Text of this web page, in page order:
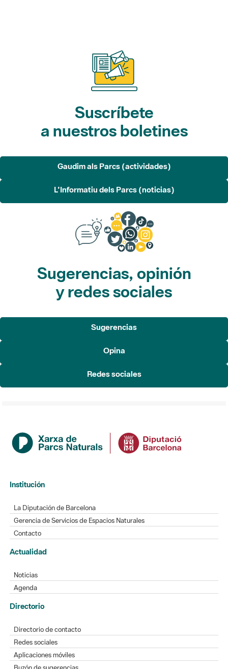
Suscríbete
a nuestros boletines
Gaudim als Parcs (actividades)
L'Informatiu dels Parcs (noticias)
Sugerencias, opinión
y redes sociales
Sugerencias
Opina
Redes sociales
Institución
La Diputación de Barcelona
Gerencia de Servicios de Espacios Naturales
Contacto
Actualidad
Noticias
Agenda
Directorio
Directorio de contacto
Redes sociales
Aplicaciones móviles